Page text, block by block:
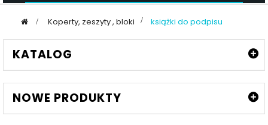
> Koperty, zeszyty , bloki > książki do podpisu
KATALOG
NOWE PRODUKTY